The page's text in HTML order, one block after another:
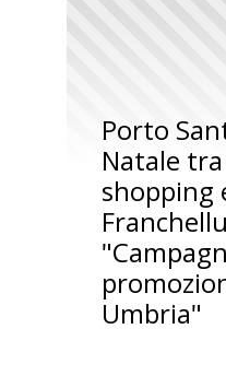
Porto
Natale
shopping
Umbria"